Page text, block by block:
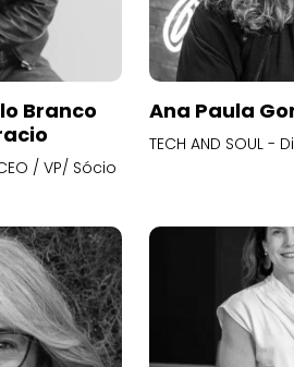
Branco
/ VP/ Sócio
Ana Paula
TECH AND SOUL